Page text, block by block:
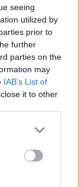
seeing
utilized by
prior to
further
parties on the
may
IAB’s List of
it to other
88
Następna
dominikanów